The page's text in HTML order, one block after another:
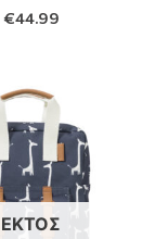
€44.99
ΕΚΤΌΣ